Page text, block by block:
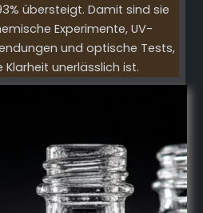
übersteigt. Damit sind sie
Experimente, UV-
und optische Tests,
Klarheit unerlässlich ist.